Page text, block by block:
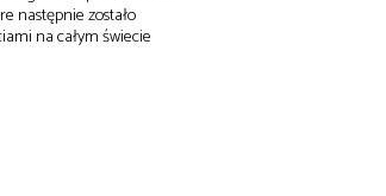
następnie zostało
na całym świecie